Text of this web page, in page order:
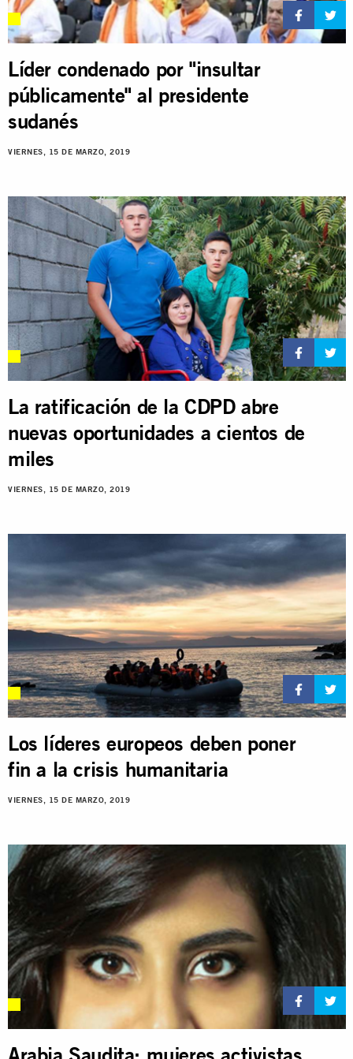
Líder condenado por "insultar
públicamente" al presidente
sudanés
VIERNES, 15 DE MARZO, 2019
La ratificación de la CDPD abre
nuevas oportunidades a cientos de
miles
VIERNES, 15 DE MARZO, 2019
Los líderes europeos deben poner
fin a la crisis humanitaria
VIERNES, 15 DE MARZO, 2019